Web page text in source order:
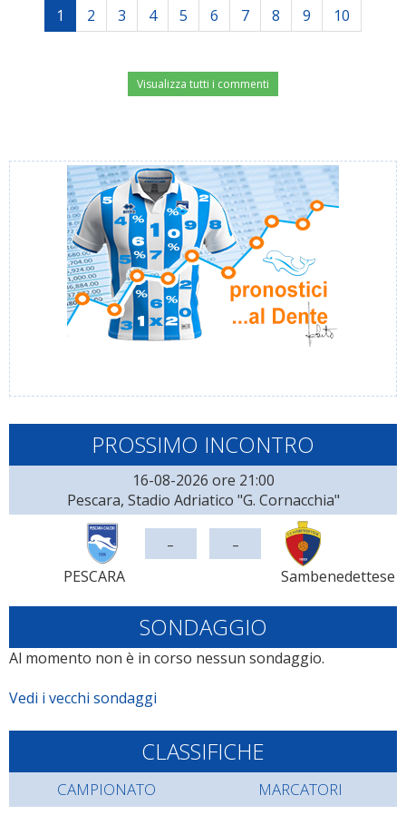
1 2 3 4 5 6 7 8 9 10
Visualizza tutti i commenti
PROSSIMO INCONTRO
16-08-2026 ore 21:00
Pescara, Stadio Adriatico "G. Cornacchia"
PESCARA
- -
Sambenedettese
SONDAGGIO
Al momento non è in corso nessun sondaggio.
Vedi i vecchi sondaggi
CLASSIFICHE
CAMPIONATO MARCATORI